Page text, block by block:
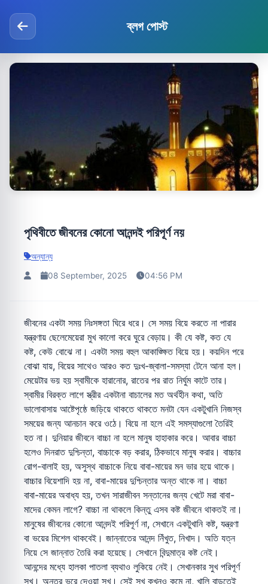
ব্লগ পোস্ট
পৃথিবীতে জীবনের কোনো আনন্দই পরিপূর্ণ নয়
অন্যান্য
08 September, 2025 04:56 PM
জীবনের একটা সময় নিঃসঙ্গতা ঘিরে ধরে। সে সময় বিয়ে করতে না পারার
যন্ত্রণায় ছেলেমেয়েরা মুখ কালো করে ঘুরে বেড়ায়। কী যে কষ্ট, কত যে
কষ্ট, কেউ বোঝে না। একটা সময় বহুল আকাঙ্ক্ষিত বিয়ে হয়। কয়দিন পরে
বোঝা যায়, বিয়ের সাথেও আরও কত দুঃখ-জ্বালা-সমস্যা টেনে আনা হল।
মেয়েটার ভয় হয় স্বামীকে হারানোর, রাতের পর রাত নির্ঘুম কাটে তার।
স্বামীর বিরক্ত লাগে স্ত্রীর একটানা বাচালের মত অর্থহীন কথা, অতি
ভালোবাসায় আষ্টেপৃষ্ঠে জড়িয়ে থাকতে থাকতে মনটা যেন একটুখানি নিজস্ব
সময়ের জন্য আনচান করে ওঠে। বিয়ে না হলে এই সমস্যাগুলো তৈরিই
হত না। দুনিয়ার জীবনে বাচ্চা না হলে মানুষ হাহাকার করে। আবার বাচ্চা
হলেও দিনরাত দুশ্চিন্তা, বাচ্চাকে বড় করার, ঠিকভাবে মানুষ করার। বাচ্চার
রোগ-বালাই হয়, অসুস্থ বাচ্চাকে নিয়ে বাবা-মায়ের মন ভার হয়ে থাকে।
বাচ্চার বিয়েশাদি হয় না, বাবা-মায়ের দুশ্চিন্তার অন্ত থাকে না। বাচ্চা
বাবা-মায়ের অবাধ্য হয়, তখন সারাজীবন সন্তানের জন্য খেটে মরা বাবা-
মাদের কেমন লাগে? বাচ্চা না থাকলে কিন্তু এসব কষ্ট জীবনে থাকতই না।
মানুষের জীবনের কোনো আনন্দই পরিপূর্ণ না, সেখানে একটুখানি কষ্ট, যন্ত্রণা
বা ভয়ের মিশেল থাকবেই। জান্নাতের আনন্দ নিঁখুত, নিখাদ। অতি যত্ন
নিয়ে সে জান্নাত তৈরি করা হয়েছে। সেখানে বিন্দুমাত্র কষ্ট নেই।
আনন্দের মধ্যে হালকা পাতলা ব্যথাও লুকিয়ে নেই। সেখানকার সুখ পরিপূর্ণ
সুখ। অন্তর ভরে দেওয়া সুখ। সেই সুখ কখনও কমে না, খালি বাড়তেই